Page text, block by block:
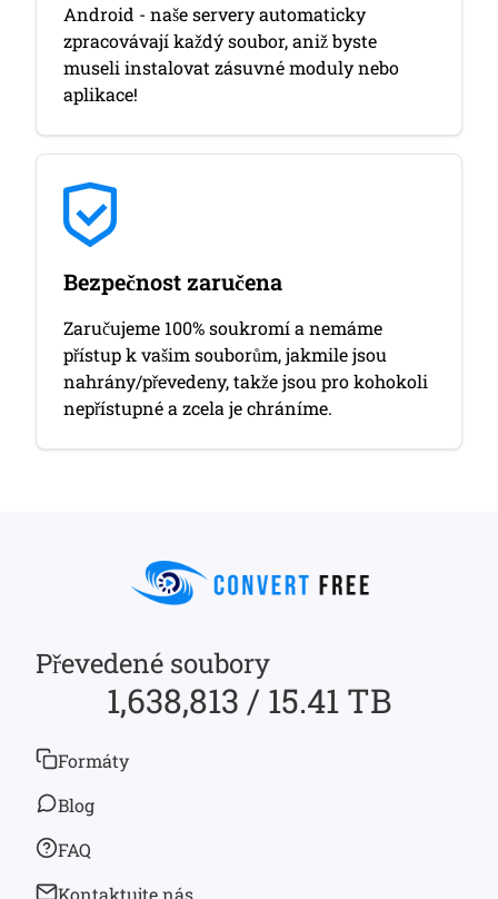
Android - naše servery automaticky
zpracovávají každý soubor, aniž byste
museli instalovat zásuvné moduly nebo
aplikace!
Bezpečnost zaručena
Zaručujeme 100% soukromí a nemáme
přístup k vašim souborům, jakmile jsou
nahrány/převedeny, takže jsou pro kohokoli
nepřístupné a zcela je chráníme.
Převedené soubory
1,638,813 / 15.41 TB
Formáty
Blog
FAQ
Kontaktujte nás